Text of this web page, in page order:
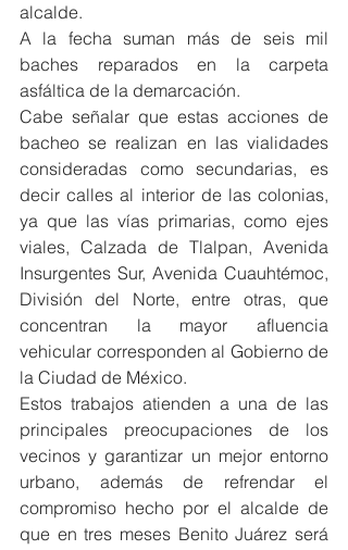
alcalde.
A la fecha suman más de seis mil
baches reparados en la carpeta
asfáltica de la demarcación.
Cabe señalar que estas acciones de
bacheo se realizan en las vialidades
consideradas como secundarias, es
decir calles al interior de las colonias,
ya que las vías primarias, como ejes
viales, Calzada de Tlalpan, Avenida
Insurgentes Sur, Avenida Cuauhtémoc,
División del Norte, entre otras, que
concentran la mayor afluencia
vehicular corresponden al Gobierno de
la Ciudad de México.
Estos trabajos atienden a una de las
principales preocupaciones de los
vecinos y garantizar un mejor entorno
urbano, además de refrendar el
compromiso hecho por el alcalde de
que en tres meses Benito Juárez será